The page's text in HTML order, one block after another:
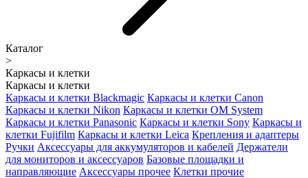
Каталог
>
Каркасы и клетки
Каркасы и клетки
Каркасы и клетки Blackmagic Каркасы и клетки Canon
Каркасы и клетки Nikon Каркасы и клетки OM System
Каркасы и клетки Panasonic Каркасы и клетки Sony Каркасы и
клетки Fujifilm Каркасы и клетки Leica Крепления и адаптеры
Ручки Аксессуары для аккумуляторов и кабелей Держатели
для мониторов и аксессуаров Базовые площадки и
направляющие Аксессуары прочее Клетки прочие